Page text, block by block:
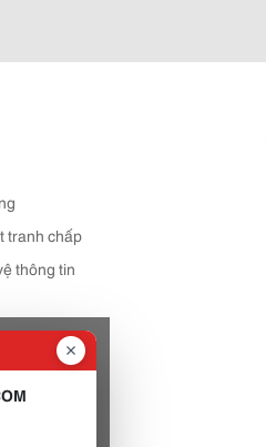
tranh chấp
thông tin